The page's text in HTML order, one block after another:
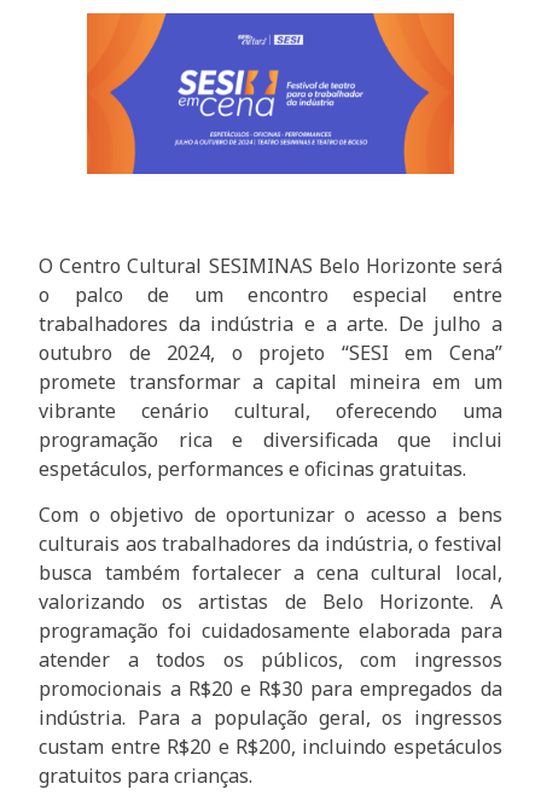
O Centro Cultural SESIMINAS Belo Horizonte será
o palco de um encontro especial entre
trabalhadores da indústria e a arte. De julho a
outubro de 2024, o projeto “SESI em Cena”
promete transformar a capital mineira em um
vibrante cenário cultural, oferecendo uma
programação rica e diversificada que inclui
espetáculos, performances e oficinas gratuitas.
Com o objetivo de oportunizar o acesso a bens
culturais aos trabalhadores da indústria, o festival
busca também fortalecer a cena cultural local,
valorizando os artistas de Belo Horizonte. A
programação foi cuidadosamente elaborada para
atender a todos os públicos, com ingressos
promocionais a R$20 e R$30 para empregados da
indústria. Para a população geral, os ingressos
custam entre R$20 e R$200, incluindo espetáculos
gratuitos para crianças.